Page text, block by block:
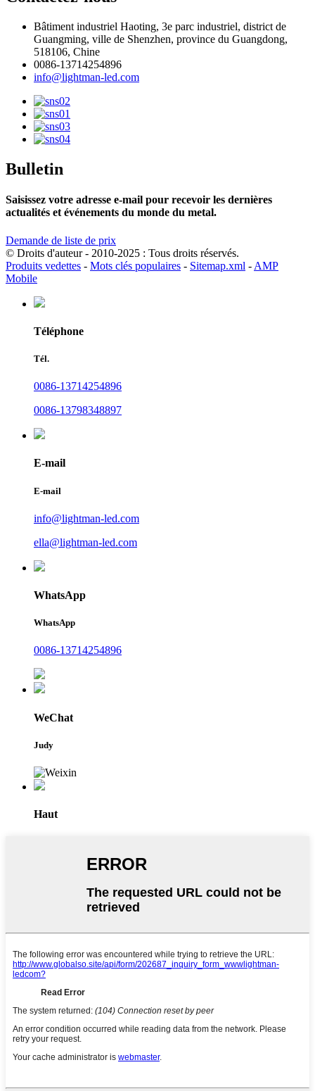
Bâtiment industriel Haoting, 3e parc industriel, district de
Guangming, ville de Shenzhen, province du Guangdong,
518106, Chine
0086-13714254896
info@lightman-led.com
Bulletin
Saisissez votre adresse e-mail pour recevoir les dernières
actualités et événements du monde du metal.
Demande de liste de prix
© Droits d'auteur - 2010-2025 : Tous droits réservés.
Produits vedettes - Mots clés populaires - Sitemap.xml - AMP
Mobile
Téléphone
Tél.
0086-13714254896
0086-13798348897
E-mail
E-mail
info@lightman-led.com
ella@lightman-led.com
WhatsApp
WhatsApp
0086-13714254896
WeChat
Judy
Haut